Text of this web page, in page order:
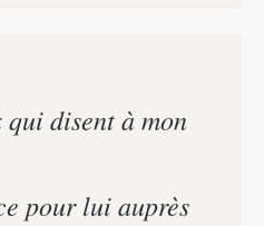
qui disent à mon
pour lui auprès